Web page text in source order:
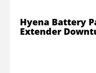
Hyena Battery
Extender